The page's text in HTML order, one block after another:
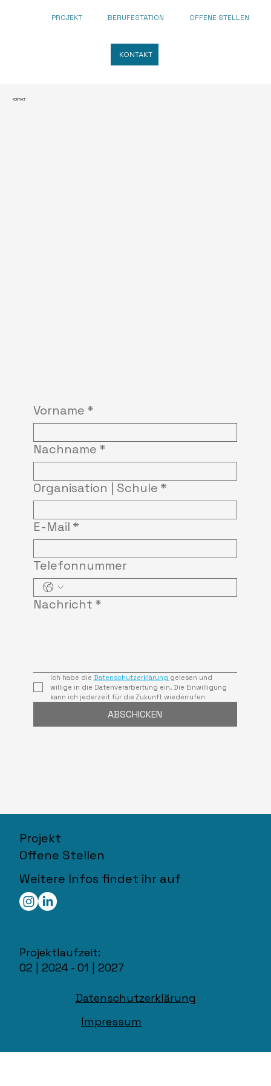
PROJEKT BERUFESTATION OFFENE STELLEN
KONTAKT
KONTAKT
Vorname *
Nachname *
Organisation | Schule *
E-Mail *
Telefonnummer
Nachricht *
Ich habe die Datenschutzerklärung gelesen und
willige in die Datenverarbeitung ein. Die Einwilligung
kann ich jederzeit für die Zukunft wiederrufen
ABSCHICKEN
Projekt
Offene Stellen
Weitere Infos findet ihr auf
Projektlaufzeit:
02 | 2024 - 01 | 2027
Impressum
Datenschutzerklärung